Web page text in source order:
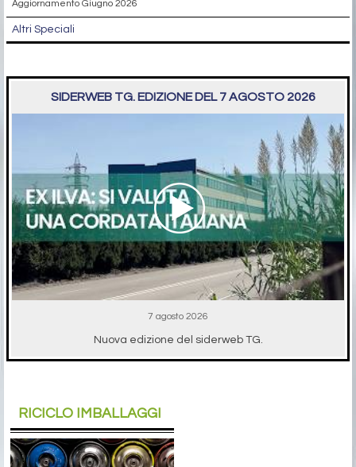
Aggiornamento Giugno 2026
Altri Speciali
SIDERWEB TG. EDIZIONE DEL 7 AGOSTO 2026
7 agosto 2026
Nuova edizione del siderweb TG.
RICICLO IMBALLAGGI